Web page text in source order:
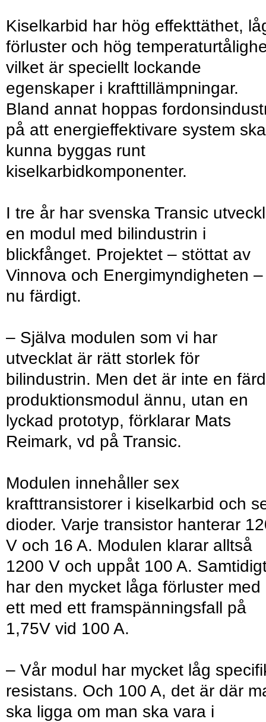
Kiselkarbid har hög effekttäthet,
förluster och hög
vilket är speciellt lockande
egenskaper i krafttillämpningar.
Bland annat hoppas
på att energieffektivare system ska
kunna byggas runt
kiselkarbidkomponenter.
I tre år har svenska Transic
en modul med bilindustrin i
blickfånget. Projektet – stöttat av
Vinnova och Energimyndigheten
nu färdigt.
– Själva modulen som vi har
utvecklat är rätt storlek för
bilindustrin. Men det är inte en
produktionsmodul ännu, utan en
lyckad prototyp, förklarar Mats
Reimark, vd på Transic.
Modulen innehåller sex
krafttransistorer i kiselkarbid och
dioder. Varje transistor hanterar
V och 16 A. Modulen klarar alltså
1200 V och uppåt 100 A.
har den mycket låga förluster med
ett med ett framspänningsfall på
1,75V vid 100 A.
– Vår modul har mycket låg
resistans. Och 100 A, det är där
ska ligga om man ska vara i